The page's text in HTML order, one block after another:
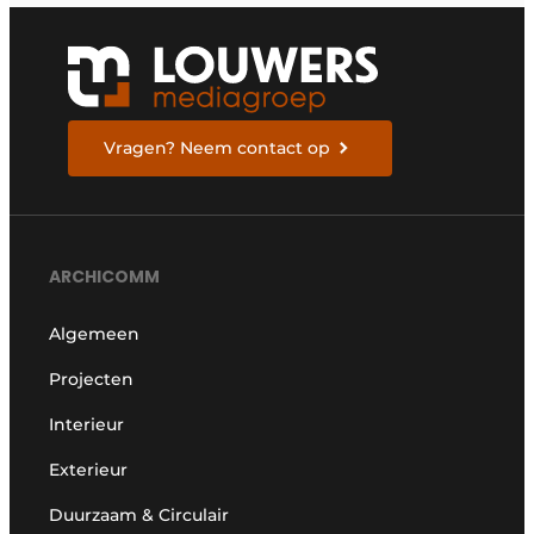
Vragen? Neem contact op
ARCHICOMM
Algemeen
Projecten
Interieur
Exterieur
Duurzaam & Circulair